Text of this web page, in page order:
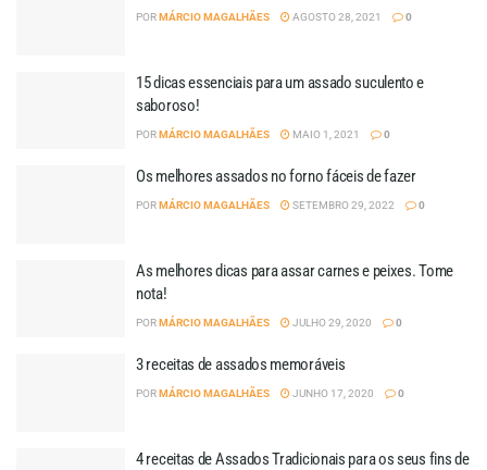
PORMÁRCIO MAGALHÃES AGOSTO 28, 2021 0
15 dicas essenciais para um assado suculento e
saboroso!
PORMÁRCIO MAGALHÃES MAIO 1, 2021 0
Os melhores assados no forno fáceis de fazer
PORMÁRCIO MAGALHÃES SETEMBRO 29, 2022 0
As melhores dicas para assar carnes e peixes. Tome
nota!
PORMÁRCIO MAGALHÃES JULHO 29, 2020 0
3 receitas de assados memoráveis
PORMÁRCIO MAGALHÃES JUNHO 17, 2020 0
4 receitas de Assados Tradicionais para os seus fins de